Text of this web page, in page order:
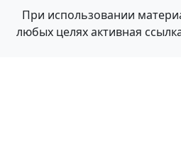
При использовании
любых целях активная